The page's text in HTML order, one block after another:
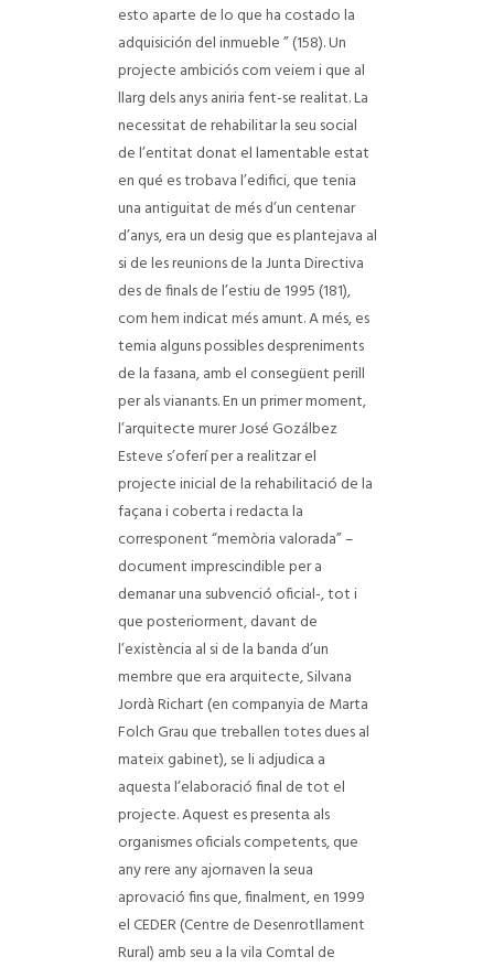
esto aparte de lo que ha costado la
adquisición del inmueble ” (158). Un
projecte ambiciós com veiem i que al
llarg dels anys aniria fent-se realitat. La
necessitat de rehabilitar la seu social
de l’entitat donat el lamentable estat
en qué es trobava l’edifici, que tenia
una antiguitat de més d’un centenar
d’anys, era un desig que es plantejava al
si de les reunions de la Junta Directiva
des de finals de l’estiu de 1995 (181),
com hem indicat més amunt. A més, es
temia alguns possibles despreniments
de la faзana, amb el consegüent perill
per als vianants. En un primer moment,
l’arquitecte murer José Gozálbez
Esteve s’oferí per a realitzar el
projecte inicial de la rehabilitació de la
façana i coberta i redactа la
corresponent “memòria valorada” –
document imprescindible per a
demanar una subvenció oficial-, tot i
que posteriorment, davant de
l’existència al si de la banda d’un
membre que era arquitecte, Silvana
Jordà Richart (en companyia de Marta
Folch Grau que treballen totes dues al
mateix gabinet), se li adjudicа a
aquesta l’elaboració final de tot el
projecte. Aquest es presentа als
organismes oficials competents, que
any rere any ajornaven la seua
aprovació fins que, finalment, en 1999
el CEDER (Centre de Desenrotllament
Rural) amb seu a la vila Comtal de